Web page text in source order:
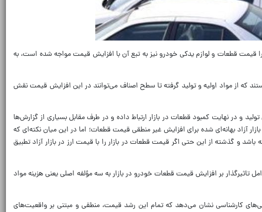
قیمت قطعات و لوازم یدکی خودرو نیز به تبع آن با افزایش قیمت مواجه شده است، به
که از مواد اولیه و تولید گرفته تا سطح اصناف می‌توانند در این افزایش قیمت نقش
در نهایت کمبود قطعات در بازار ارتباط داده و در طرف مقابل بسیاری از گزارش‌ها
آزاد بهانه‌ای شده برای افزایش غیر منطقی قیمت قطعات؛ اما در این میان نکته‌ای که
و گذشته از این حتی اگر قیمت قطعات در بازار را با قیمت ارز در بازار آزاد تطبیق
بر افزایش قیمت قطعات خودرو در بازار به سه مؤلفه اصلی یعنی هزینه مواد
به سال گذشته افزایش یافته است، بررسی‌های کارشناسی نشان می‌دهد که تمام این رشد قیمت، منطقی و مبتنی بر واقعیت‌های